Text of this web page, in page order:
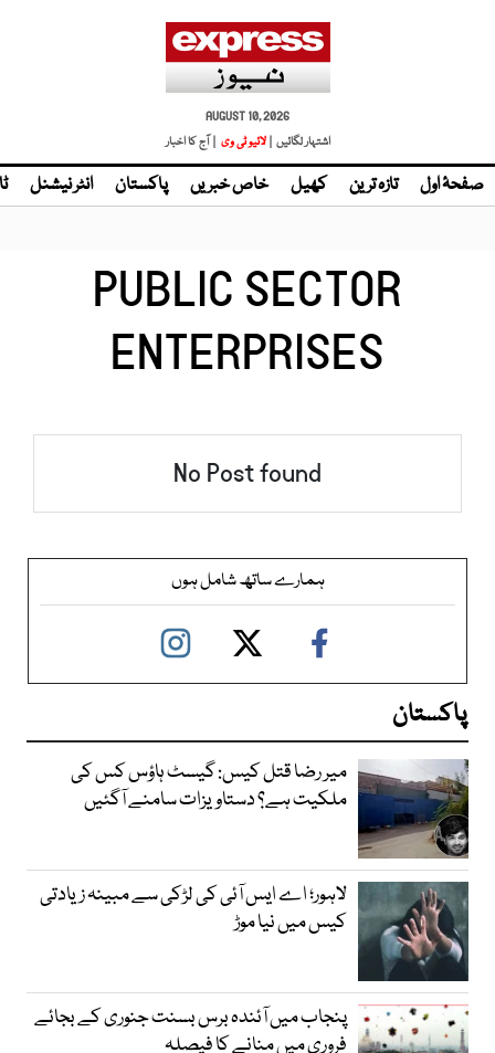
AUGUST 10, 2026
اشتہار لگائیں | لائیو ٹی وی | آج کا اخبار
صفحۂ اول تازہ ترین کھیل خاص خبریں پاکستان انٹر نیشنل
PUBLIC SECTOR
ENTERPRISES
No Post found
ہمارے ساتھ شامل ہوں
پاکستان
میر رضا قتل کیس: گیسٹ ہاؤس کس کی
ملکیت ہے؟ دستاویزات سامنے آگئیں
لاہور؛ اے ایس آئی کی لڑکی سے مبینہ زیادتی
کیس میں نیا موڑ
پنجاب میں آئندہ برس بسنت جنوری کے بجائے
فروری میں منانے کا فیصلہ